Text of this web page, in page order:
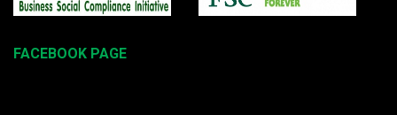
FACEBOOK PAGE